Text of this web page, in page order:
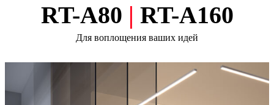
RT-A80 | RT-A160
Для воплощения ваших идей